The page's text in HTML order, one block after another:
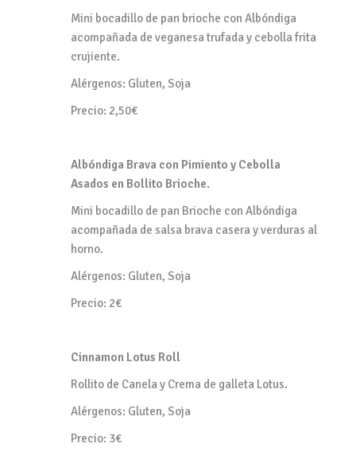
Mini bocadillo de pan brioche con Albóndiga
acompañada de veganesa trufada y cebolla frita
crujiente.
Alérgenos: Gluten, Soja
Precio: 2,50€
Albóndiga Brava con Pimiento y Cebolla
Asados en Bollito Brioche.
Mini bocadillo de pan Brioche con Albóndiga
acompañada de salsa brava casera y verduras al
horno.
Alérgenos: Gluten, Soja
Precio: 2€
Cinnamon Lotus Roll
Rollito de Canela y Crema de galleta Lotus.
Alérgenos: Gluten, Soja
Precio: 3€